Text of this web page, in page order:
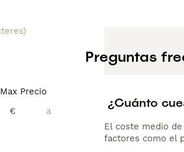
Max Precio
€
Preguntas
¿Cuánto
El coste medio
factores como el